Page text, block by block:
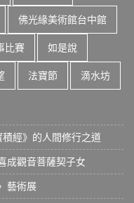
佛光緣美術館台中館
比賽 如是說
法寶節 滴水坊
經》的人間修行之道
成觀音菩薩契子女
藝術展